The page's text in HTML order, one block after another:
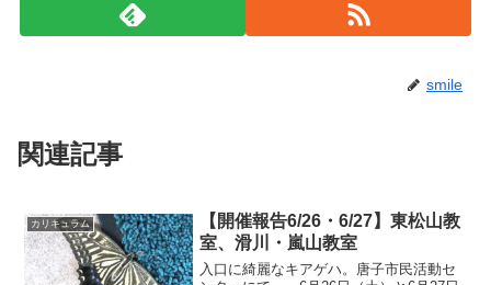
smile
関連記事
カリキュラム
【開催報告6/26・6/27】東松山教
室、滑川・嵐山教室
入口に綺麗なキアゲハ。唐子市民活動セ